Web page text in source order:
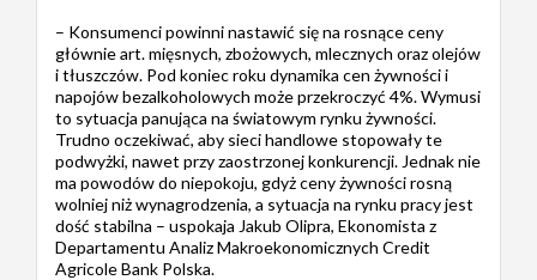
– Konsumenci powinni nastawić się na rosnące ceny
głównie art. mięsnych, zbożowych, mlecznych oraz olejów
i tłuszczów. Pod koniec roku dynamika cen żywności i
napojów bezalkoholowych może przekroczyć 4%. Wymusi
to sytuacja panująca na światowym rynku żywności.
Trudno oczekiwać, aby sieci handlowe stopowały te
podwyżki, nawet przy zaostrzonej konkurencji. Jednak nie
ma powodów do niepokoju, gdyż ceny żywności rosną
wolniej niż wynagrodzenia, a sytuacja na rynku pracy jest
dość stabilna – uspokaja Jakub Olipra, Ekonomista z
Departamentu Analiz Makroekonomicznych Credit
Agricole Bank Polska.